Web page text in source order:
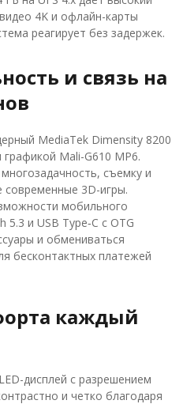
4K и офлайн-карты
реагирует без задержек.
и связь на
MediaTek Dimensity 8200
Mali-G610 MP6.
съемку и
современные 3D-игры.
мобильного
и USB Type‑C с OTG
и обмениваться
бесконтактных платежей
каждый
дисплей с разрешением
и четко благодаря